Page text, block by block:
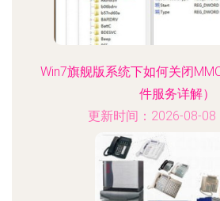
Win7旗舰版系统下如何关闭
件服务详解）
更新时间：2026-08-08